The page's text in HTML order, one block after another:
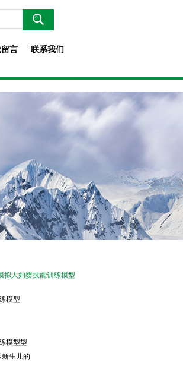
言 联系我们
拟人妇婴技能训练模型
模型
模型型
生儿的